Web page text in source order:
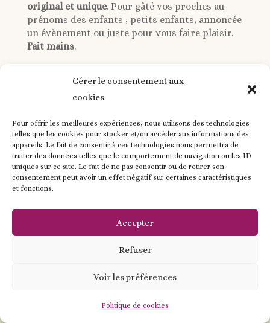
Gérer le consentement aux
cookies
Pour offrir les meilleures expériences, nous utilisons des technologies
telles que les cookies pour stocker et/ou accéder aux informations des
appareils. Le fait de consentir à ces technologies nous permettra de
traiter des données telles que le comportement de navigation ou les ID
uniques sur ce site. Le fait de ne pas consentir ou de retirer son
consentement peut avoir un effet négatif sur certaines caractéristiques
et fonctions.
Accepter
Refuser
Voir les préférences
Politique de cookies
original et unique. Pour gâté vos proches au
prénoms des enfants , petits enfants, annoncée
un évènement ou juste pour vous faire plaisir.
Fait mains.
Porte-clés personnalisés: clefs, sac, sac
Pour des demande spéciales me contacter
Contactez-moi !